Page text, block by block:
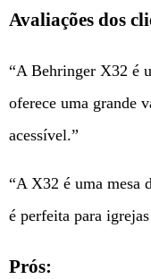
Avaliações dos
“A Behringer X32 é
oferece uma grande
acessível.”
“A X32 é uma mesa
é perfeita para
Prós: